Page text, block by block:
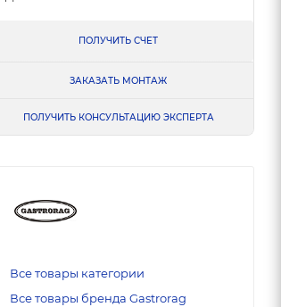
ПОЛУЧИТЬ СЧЕТ
ЗАКАЗАТЬ МОНТАЖ
ПОЛУЧИТЬ КОНСУЛЬТАЦИЮ ЭКСПЕРТА
Все товары категории
Все товары бренда Gastrorag